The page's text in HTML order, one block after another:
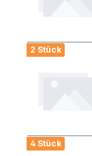
2 Stück
4 Stück